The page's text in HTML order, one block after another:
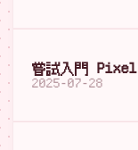
嘗試入門 Pixel
2025-07-28